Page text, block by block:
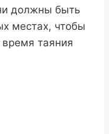
должны быть
местах, чтобы
таяния